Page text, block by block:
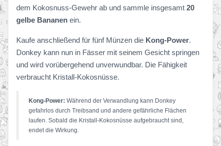
dem Kokosnuss-Gewehr ab und sammle insgesamt 20
gelbe Bananen ein.
Kaufe anschließend für fünf Münzen die Kong-Power.
Donkey kann nun in Fässer mit seinem Gesicht springen
und wird vorübergehend unverwundbar. Die Fähigkeit
verbraucht Kristall-Kokosnüsse.
Kong-Power: Während der Verwandlung kann Donkey
gefahrlos durch Treibsand und andere gefährliche Flächen
laufen. Sobald die Kristall-Kokosnüsse aufgebraucht sind,
endet die Wirkung.